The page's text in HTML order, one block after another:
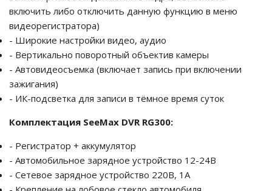
включить либо отключить данную функцию в меню
видеорегистратора)
- Широкие настройки видео, аудио
- Вертикально поворотный объектив камеры
- Автовидеосъемка (включает запись при включении
зажигания)
- ИК-подсветка для записи в тёмное время суток
Комплектация SeeMax DVR RG300:
- Регистратор + аккумулятор
- Автомобильное зарядное устройство 12-24В
- Сетевое зарядное устройство 220В, 1А